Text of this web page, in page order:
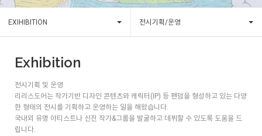
EXIHIBITION 전시기획/운영
Exhibition
전시기획 및 운영
리리스도어는 작가기반 디자인 콘텐츠와 캐릭터(IP) 등 팬덤을 형성하고 있는 다양
한 형태의 전시를 기획하고 운영하는 일을 해왔습니다.
국내외 유명 아티스트나 신진 작가&그룹을 발굴하고 데뷔할 수 있도록 도움을 드
립니다.